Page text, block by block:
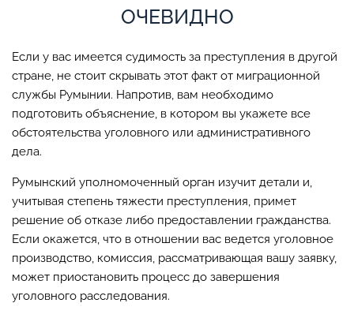
ОЧЕВИДНО
Если у вас имеется судимость за преступления в другой
стране, не стоит скрывать этот факт от миграционной
службы Румынии. Напротив, вам необходимо
подготовить объяснение, в котором вы укажете все
обстоятельства уголовного или административного
дела.
Румынский уполномоченный орган изучит детали и,
учитывая степень тяжести преступления, примет
решение об отказе либо предоставлении гражданства.
Если окажется, что в отношении вас ведется уголовное
производство, комиссия, рассматривающая вашу заявку,
может приостановить процесс до завершения
уголовного расследования.